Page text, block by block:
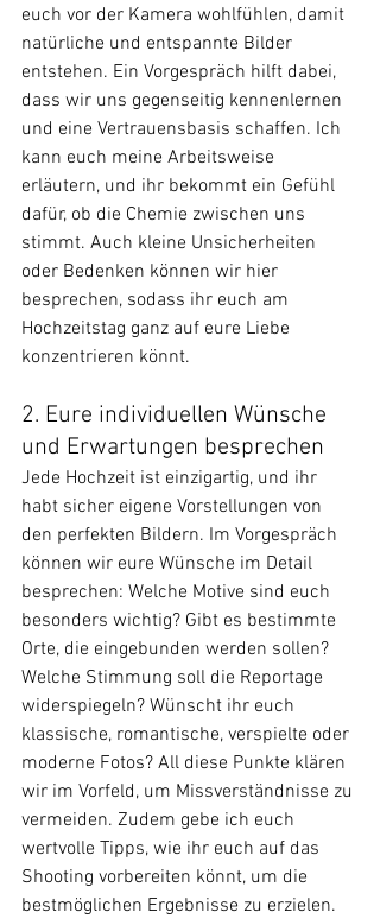
euch vor der Kamera wohlfühlen, damit
natürliche und entspannte Bilder
entstehen. Ein Vorgespräch hilft dabei,
dass wir uns gegenseitig kennenlernen
und eine Vertrauensbasis schaffen. Ich
kann euch meine Arbeitsweise
erläutern, und ihr bekommt ein Gefühl
dafür, ob die Chemie zwischen uns
stimmt. Auch kleine Unsicherheiten
oder Bedenken können wir hier
besprechen, sodass ihr euch am
Hochzeitstag ganz auf eure Liebe
konzentrieren könnt.
2. Eure individuellen Wünsche
und Erwartungen besprechen
Jede Hochzeit ist einzigartig, und ihr
habt sicher eigene Vorstellungen von
den perfekten Bildern. Im Vorgespräch
können wir eure Wünsche im Detail
besprechen: Welche Motive sind euch
besonders wichtig? Gibt es bestimmte
Orte, die eingebunden werden sollen?
Welche Stimmung soll die Reportage
widerspiegeln? Wünscht ihr euch
klassische, romantische, verspielte oder
moderne Fotos? All diese Punkte klären
wir im Vorfeld, um Missverständnisse zu
vermeiden. Zudem gebe ich euch
wertvolle Tipps, wie ihr euch auf das
Shooting vorbereiten könnt, um die
bestmöglichen Ergebnisse zu erzielen.